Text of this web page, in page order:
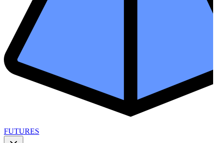
FUTURES